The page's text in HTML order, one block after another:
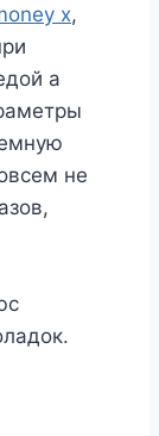
x,
а
не